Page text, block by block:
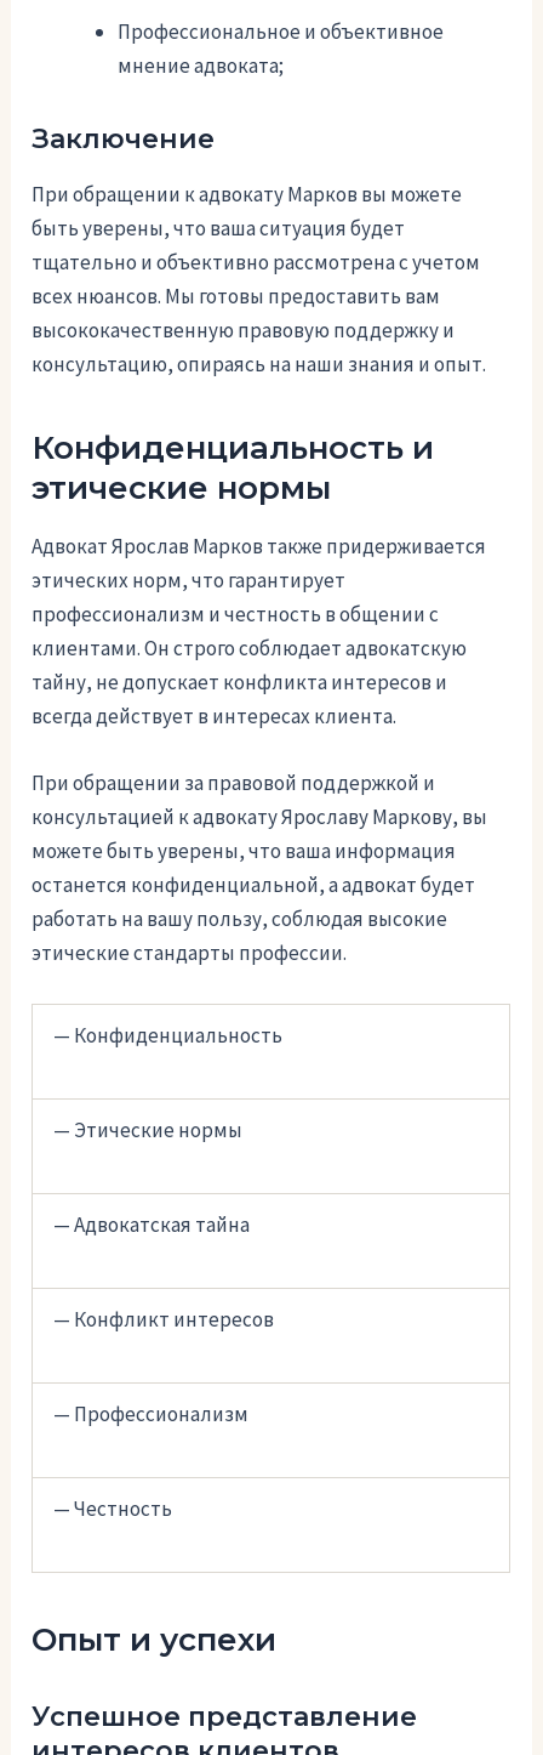
Профессиональное и объективное
мнение адвоката;
Заключение
При обращении к адвокату Марков вы можете
быть уверены, что ваша ситуация будет
тщательно и объективно рассмотрена с учетом
всех нюансов. Мы готовы предоставить вам
высококачественную правовую поддержку и
консультацию, опираясь на наши знания и опыт.
Конфиденциальность и
этические нормы
Адвокат Ярослав Марков также придерживается
этических норм, что гарантирует
профессионализм и честность в общении с
клиентами. Он строго соблюдает адвокатскую
тайну, не допускает конфликта интересов и
всегда действует в интересах клиента.
При обращении за правовой поддержкой и
консультацией к адвокату Ярославу Маркову, вы
можете быть уверены, что ваша информация
останется конфиденциальной, а адвокат будет
работать на вашу пользу, соблюдая высокие
этические стандарты профессии.
— Конфиденциальность
— Этические нормы
— Адвокатская тайна
— Конфликт интересов
— Профессионализм
— Честность
Опыт и успехи
Успешное представление